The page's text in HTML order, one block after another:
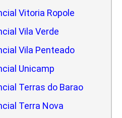
Vitoria Ropole
Vila Verde
Vila Penteado
Unicamp
Terras do Barao
Terra Nova